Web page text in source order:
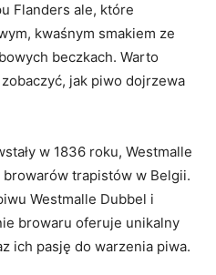
​Flanders ale, które
kwaśnym smakiem ze​
beczkach. Warto
jak piwo ⁢dojrzewa
w 1836 ⁣roku, Westmalle
trapistów w Belgii.
Westmalle⁤ Dubbel⁣ i
browaru‍ oferuje unikalny
ich pasję⁢ do warzenia piwa.